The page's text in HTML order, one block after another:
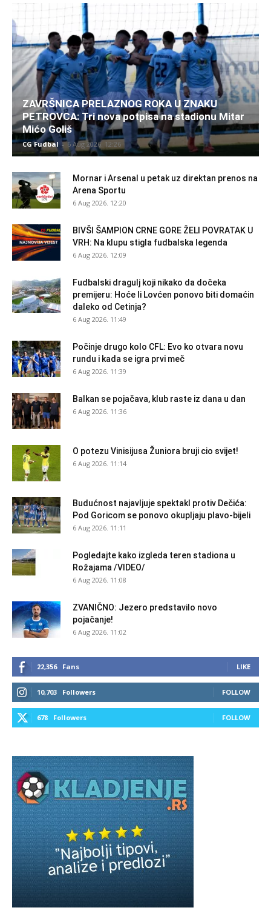
ZAVRŠNICA PRELAZNOG ROKA U ZNAKU
PETROVCA: Tri nova potpisa na stadionu Mitar
Mićo Goliš
CG Fudbal - 6 Aug 2026. 12:26
Mornar i Arsenal u petak uz direktan prenos na
Arena Sportu
6 Aug 2026. 12:20
BIVŠI ŠAMPION CRNE GORE ŽELI POVRATAK U
VRH: Na klupu stigla fudbalska legenda
6 Aug 2026. 12:09
Fudbalski dragulj koji nikako da dočeka
premijeru: Hoće li Lovćen ponovo biti domaćin
daleko od Cetinja?
6 Aug 2026. 11:49
Počinje drugo kolo CFL: Evo ko otvara novu
rundu i kada se igra prvi meč
6 Aug 2026. 11:39
Balkan se pojačava, klub raste iz dana u dan
6 Aug 2026. 11:36
O potezu Vinisijusa Žuniora bruji cio svijet!
6 Aug 2026. 11:14
Budućnost najavljuje spektakl protiv Dečića:
Pod Goricom se ponovo okupljaju plavo-bijeli
6 Aug 2026. 11:11
Pogledajte kako izgleda teren stadiona u
Rožajama /VIDEO/
6 Aug 2026. 11:08
ZVANIČNO: Jezero predstavilo novo
pojačanje!
6 Aug 2026. 11:02
22,356 Fans LIKE
10,703 Followers FOLLOW
678 Followers FOLLOW